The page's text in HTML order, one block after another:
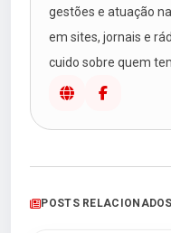
gestões e atuação
em sites, jornais e
cuido sobre quem
POSTS RELACIONADOS